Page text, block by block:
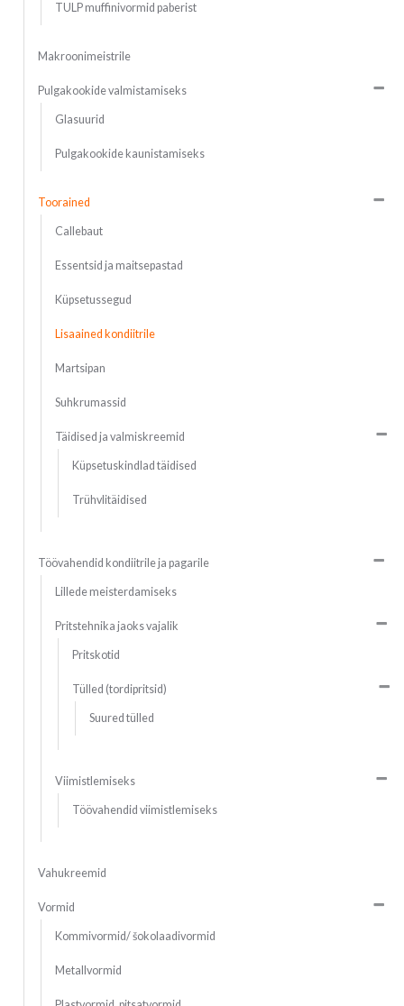
TULP muffinivormid paberist
Makroonimeistrile
Pulgakookide valmistamiseks
Glasuurid
Pulgakookide kaunistamiseks
Toorained
Callebaut
Essentsid ja maitsepastad
Küpsetussegud
Lisaained kondiitrile
Martsipan
Suhkrumassid
Täidised ja valmiskreemid
Küpsetuskindlad täidised
Trühvlitäidised
Töövahendid kondiitrile ja pagarile
Lillede meisterdamiseks
Pritstehnika jaoks vajalik
Pritskotid
Tülled (tordipritsid)
Suured tülled
Viimistlemiseks
Töövahendid viimistlemiseks
Vahukreemid
Vormid
Kommivormid/ šokolaadivormid
Metallvormid